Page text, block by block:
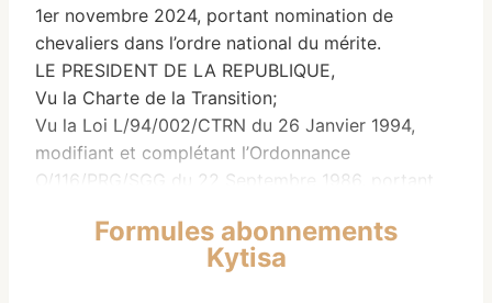
1er novembre 2024, portant nomination de
chevaliers dans l’ordre national du mérite.
LE PRESIDENT DE LA REPUBLIQUE,
Vu la Charte de la Transition;
Vu la Loi L/94/002/CTRN du 26 Janvier 1994,
modifiant et complétant l’Ordonnance
O/116/PRG/SGG du 22 Septembre 1986, portant
Vu le Décret D/2021/002/PRG/CNRD/SGG du 27
Septembre 2021, portant Nomination du Grand
Formules abonnements
Kytisa